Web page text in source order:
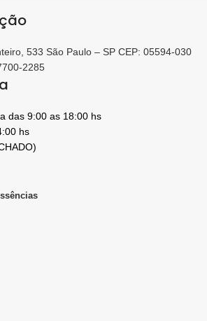
533 São Paulo – SP CEP: 05594-030
2285
das 9:00 as 18:00 hs
hs